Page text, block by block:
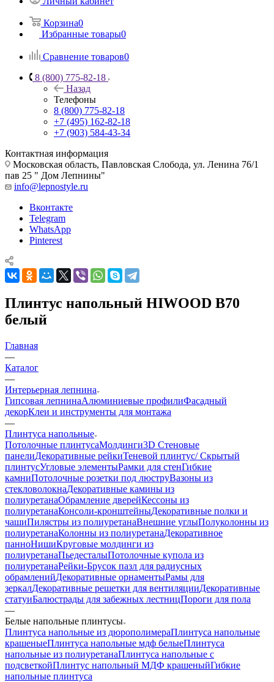
Корзина0
Избранные товары0
Сравнение товаров0
8 (800) 775-82-18
Назад
Телефоны
8 (800) 775-82-18
+7 (495) 162-82-18
+7 (903) 584-43-34
Контактная информация
Московская область, Павловская Слобода, ул. Ленина 76/1
пав 25 " Дом Лепнины"
info@lepnostyle.ru
Вконтакте
Telegram
WhatsApp
Pinterest
Плинтус напольный HIWOOD B70
белый
Главная
—
Каталог
—
Интерьерная лепнина
Гипсовая лепнинаАлюминиевые профилиФасадный
декорКлеи и инструменты для монтажа
—
Плинтуса напольные
Потолочные плинтусаМолдинги3D Стеновые
панелиДекоративные рейкиТеневой плинтус/ Скрытый
плинтусУгловые элементыРамки для стенГибкие
камниПотолочные розетки под люструВазоны из
стекловолокнаДекоративные камины из
полиуретанаОбрамление дверейКессоны из
полиуретанаКонсоли-кронштейныДекоративные полки и
чашиПилястры из полиуретанаВнешние углыПолуколонны из
полиуретанаКолонны из полиуретанаДекоративное
панноНишиКруговые молдинги из
полиуретанаПьедесталыПотолочные купола из
полиуретанаРейки-Брусок пазл для радиусных
обрамленийДекоративные орнаментыРамы для
зеркалДекоративные решетки для вентиляцииДекоративные
статуиБалюстрады для забежных лестницПороги для пола
—
Белые напольные плинтусы
Плинтуса напольные из дюрополимераПлинтуса напольные
крашеныеПлинтуса напольные мдф белыеПлинтуса
напольные из полиуретанаПлинтуса напольные с
подсветкойПлинтус напольный МДФ крашеныйГибкие
напольные плинтуса